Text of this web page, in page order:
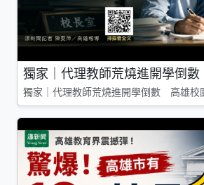
獨家｜代理教師荒燒進開學倒
獨家｜代理教師荒燒進開學倒數 高雄校